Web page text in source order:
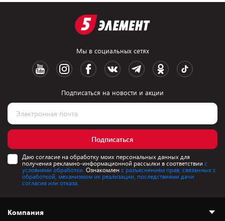
Мы в социальных сетях
Подписаться на новости и акции
Подписаться
Даю согласие на обработку моих персональных данных для
получения рекламно-информационной рассылки в соответствии с
условиями обработки. Ознакомлен с разъяснением прав, связанных с
обработкой, механизмом их реализации, последствиями дачи
согласия или отказа.
Компания